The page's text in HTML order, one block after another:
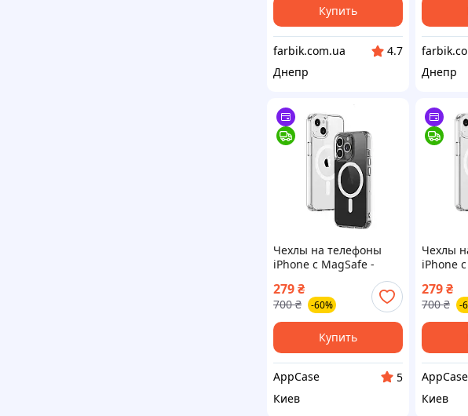
Купить
farbik.com.ua
4.7
Днепр
Днепр
Чехлы на телефоны
iPhone с MagSafe -
279₴
700 ₴ -60%
Купить
AppCase
5
Киев
Чехлы
iPhone
279₴
700 ₴ -
AppCase
Киев